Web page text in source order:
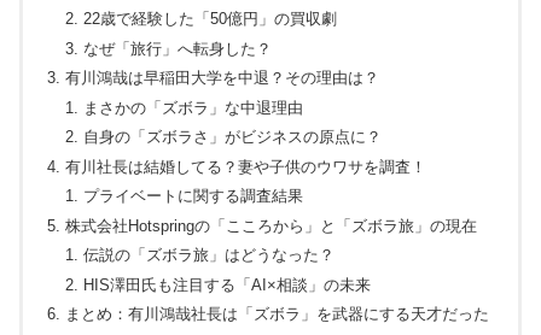
22歳で経験した「50億円」の買収劇
なぜ「旅行」へ転身した？
有川鴻哉は早稲田大学を中退？その理由は？
まさかの「ズボラ」な中退理由
自身の「ズボラさ」がビジネスの原点に？
有川社長は結婚してる？妻や子供のウワサを調査！
プライベートに関する調査結果
株式会社Hotspringの「こころから」と「ズボラ旅」の現在
伝説の「ズボラ旅」はどうなった？
HIS澤田氏も注目する「AI×相談」の未来
まとめ：有川鴻哉社長は「ズボラ」を武器にする天才だった